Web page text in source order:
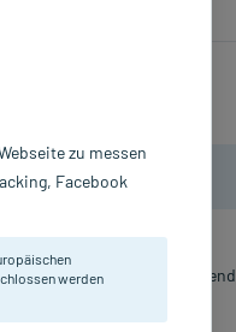
D3. Als Tropfen zur
zu messen
Facebook
werden